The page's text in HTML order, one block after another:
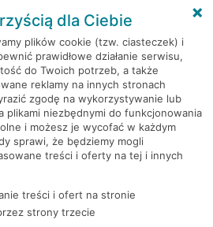
dla Ciebie
plików cookie (tzw. ciasteczek) i
prawidłowe działanie serwisu,
do Twoich potrzeb, a także
reklamy na innych stronach
zgodę na wykorzystywanie lub
plikami niezbędnymi do funkcjonowania
i możesz je wycofać w każdym
sprawi, że będziemy mogli
treści i oferty na tej i innych
treści i ofert na stronie
strony trzecie